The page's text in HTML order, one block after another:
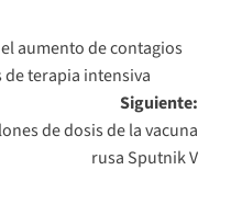
aumento de contagios
de terapia intensiva
Siguiente:
de dosis de la vacuna
rusa Sputnik V